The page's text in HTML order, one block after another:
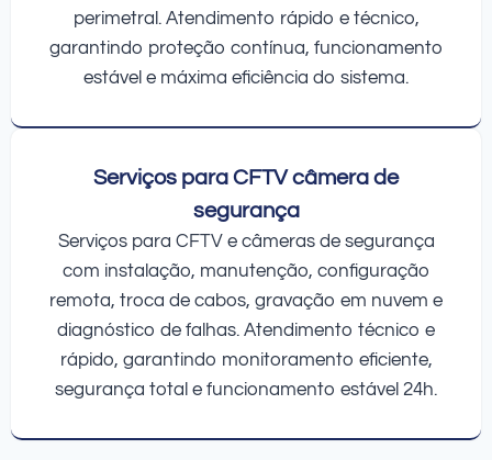
perimetral. Atendimento rápido e técnico,
garantindo proteção contínua, funcionamento
estável e máxima eficiência do sistema.
Serviços para CFTV câmera de
segurança
Serviços para CFTV e câmeras de segurança
com instalação, manutenção, configuração
remota, troca de cabos, gravação em nuvem e
diagnóstico de falhas. Atendimento técnico e
rápido, garantindo monitoramento eficiente,
segurança total e funcionamento estável 24h.